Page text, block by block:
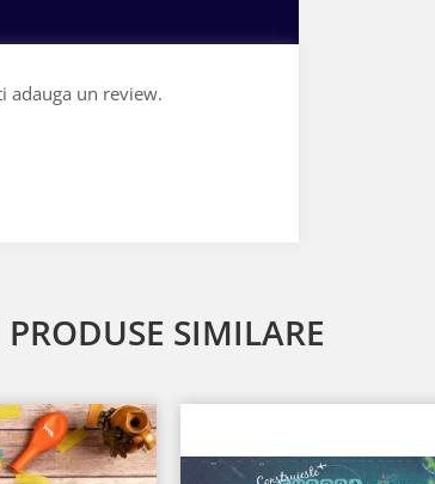
adauga un review.
PRODUSE SIMILARE